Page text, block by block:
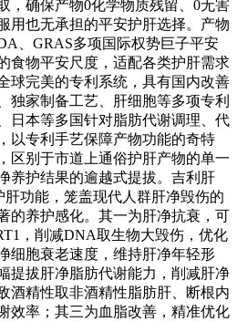
，确保产物0化学物质残留、0无害
用也无承担的平安护肝选择。产物
、GRAS多项国际权势巨子平安
食物平安尺度，适配各类护肝需求
球完美的专利系统，具有国内改善
独家制备工艺、肝细胞等多项专利
日本等多国针对脂肪代谢调理、代
以专利手艺保障产物功能的奇特
区别于市道上通俗护肝产物的单一
养护结果的逾越式提拔。吉利肝
功能，笼盖现代人群肝净毁伤的
的养护感化。其一为肝净抗衰，可
，削减DNA取生物大毁伤，优化
细胞衰老速度，维持肝净年轻形
提拔肝净脂肪代谢能力，削减肝净
酒精性取非酒精性脂肪肝、断根内
效率；其三为血脂改善，精准优化